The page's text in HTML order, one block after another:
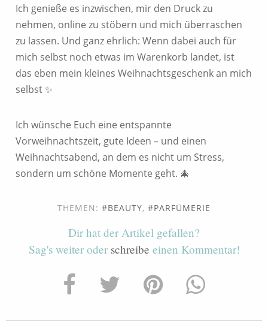
Ich genieße es inzwischen, mir den Druck zu
nehmen, online zu stöbern und mich überraschen
zu lassen. Und ganz ehrlich: Wenn dabei auch für
mich selbst noch etwas im Warenkorb landet, ist
das eben mein kleines Weihnachtsgeschenk an mich
selbst ✨
Ich wünsche Euch eine entspannte
Vorweihnachtszeit, gute Ideen – und einen
Weihnachtsabend, an dem es nicht um Stress,
sondern um schöne Momente geht. 🎄
THEMEN: BEAUTY, PARFÜMERIE
Dir hat der Artikel gefallen?
Sag's weiter oder schreibe einen Kommentar!